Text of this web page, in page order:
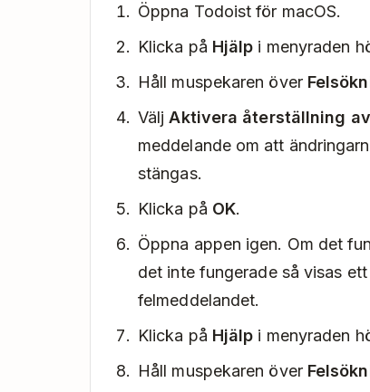
Öppna Todoist för macOS.
Klicka på Hjälp i menyraden
Håll muspekaren över
VäljAktivera återställning
meddelande om att
stängas.
Klicka på OK.
Öppna appen igen. Om det
det inte fungerade så visas
felmeddelandet.
Klicka på Hjälp i menyraden
Håll muspekaren över